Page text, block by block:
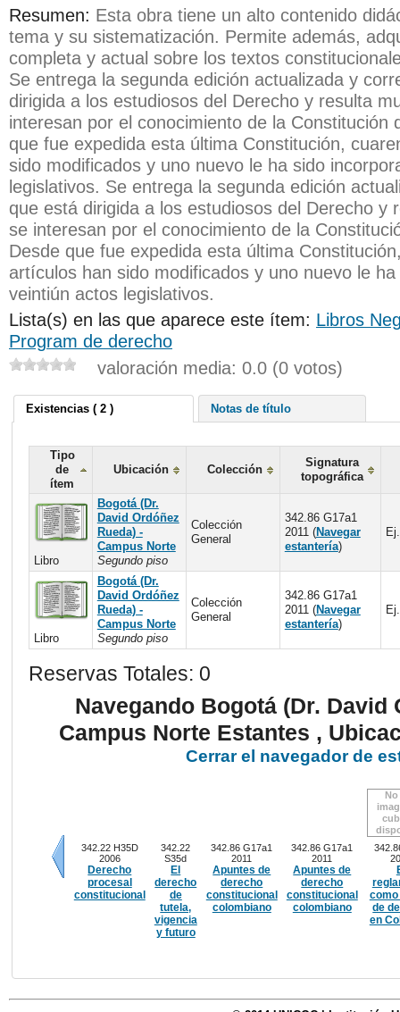
Resumen: Esta obra tiene un alto contenido
tema y su sistematización. Permite además,
completa y actual sobre los textos
Se entrega la segunda edición actualizada y
dirigida a los estudiosos del Derecho y resulta
interesan por el conocimiento de la Constitución
que fue expedida esta última Constitución,
sido modificados y uno nuevo le ha sido
legislativos. Se entrega la segunda edición
que está dirigida a los estudiosos del Derecho y
se interesan por el conocimiento de la
Desde que fue expedida esta última
artículos han sido modificados y uno nuevo le
veintiún actos legislativos.
Lista(s) en las que aparece este ítem: Libros
Program de derecho
valoración media: 0.0 (0 votos)
Existencias ( 2 ) Notas de título
Tipo
de
ítem
Ubicación Colección
Signatura
topográfica
Libro
Bogotá (Dr.
David Ordóñez
Rueda) -
Campus Norte
Segundo piso
Colección
General
342.86 G17a1
2011 (Navegar
estantería)
Libro
Bogotá (Dr.
David Ordóñez
Rueda) -
Campus Norte
Segundo piso
Colección
General
342.86 G17a1
2011 (Navegar
estantería)
Reservas Totales: 0
Navegando Bogotá (Dr. David
Campus Norte Estantes ,
Cerrar el navegador de
Anteriores
342.22 H35D
2006
Derecho
procesal
constitucional
342.22
S35d
El
derecho
de
tutela,
vigencia
y futuro
342.86 G17a1
2011
Apuntes de
derecho
constitucional
colombiano
342.86 G17a1
2011
Apuntes de
derecho
constitucional
colombiano
como
de
en